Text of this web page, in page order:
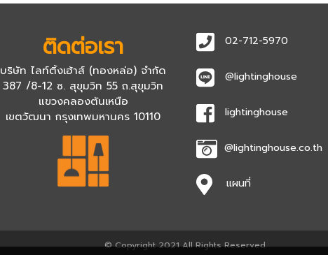
ติดต่อเรา
บริษัท ไลท์ติ้งเฮ้าส์ (ทองหล่อ) จำกัด
387 /8-12 ซ. สุขุมวิท 55 ถ.สุขุมวิท
แขวงคลองตันเหนือ
เขตวัฒนา กรุงเทพมหานคร 10110
02-712-5970
@lightinghouse
lightinghouse
@lightinghouse.co.th
แผนที่
© Copyright 2021 All Rights Reserved.